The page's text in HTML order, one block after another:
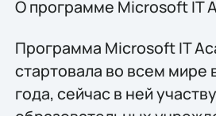
О программе Microsoft IT
Программа Microsoft IT
стартовала во всем мире
года, сейчас в ней